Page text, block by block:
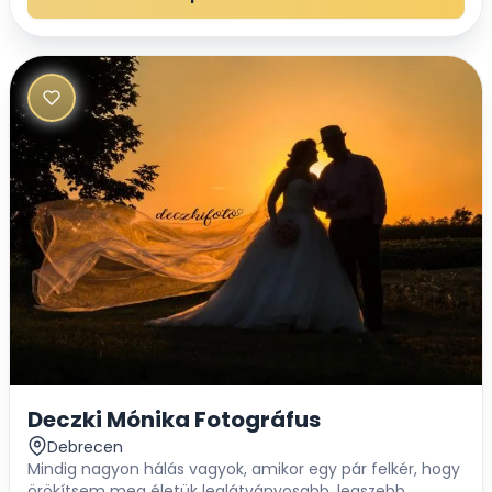
Deczki Mónika Fotográfus
Debrecen
Mindig nagyon hálás vagyok, amikor egy pár felkér, hogy